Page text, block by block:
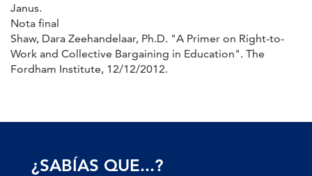
Janus.
Nota final
Shaw, Dara Zeehandelaar, Ph.D. "A Primer on Right-to-
Work and Collective Bargaining in Education". The
Fordham Institute, 12/12/2012.
¿SABÍAS QUE...?